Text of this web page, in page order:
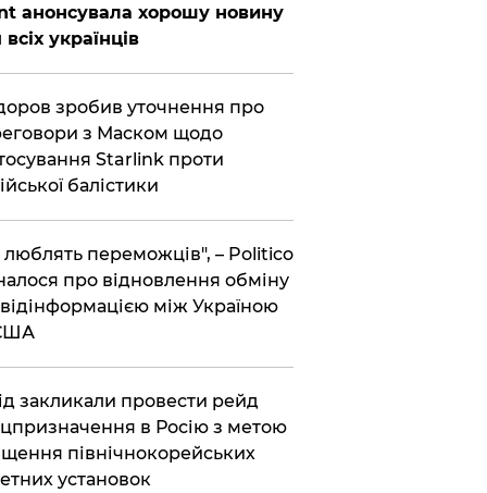
анонсувала хорошу новину
українців
зробив уточнення про
з Маском щодо
Starlink проти
балістики
люблять переможців", – Politico
про відновлення обміну
між Україною
закликали провести рейд
в Росію з метою
північнокорейських
установок